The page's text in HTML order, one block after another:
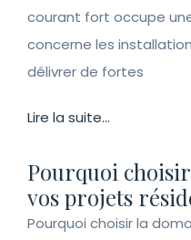
courant fort occupe
concerne les
délivrer de fortes
Lire la suite...
Pourquoi
vos projets
Pourquoi choisir la